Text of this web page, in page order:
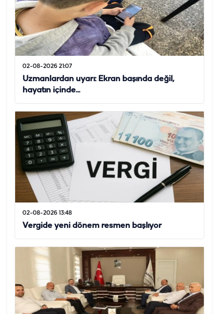
02-08-2026 21:07
Uzmanlardan uyarı: Ekran başında değil,
hayatın içinde...
02-08-2026 13:48
Vergide yeni dönem resmen başlıyor